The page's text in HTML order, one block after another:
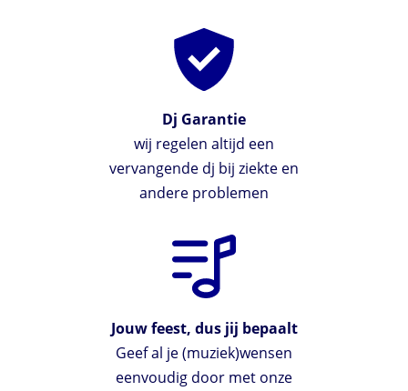
Dj Garantie
wij regelen altijd een
vervangende dj bij ziekte en
andere problemen
Jouw feest, dus jij bepaalt
Geef al je (muziek)wensen
eenvoudig door met onze